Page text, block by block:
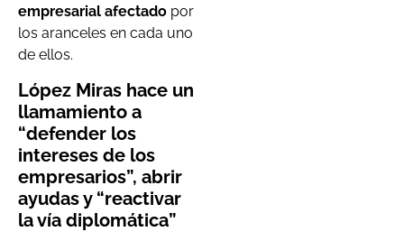
empresarial afectado por
los aranceles en cada uno
de ellos.
López Miras hace un
llamamiento a
“defender los
intereses de los
empresarios”, abrir
ayudas y “reactivar
la vía diplomática”